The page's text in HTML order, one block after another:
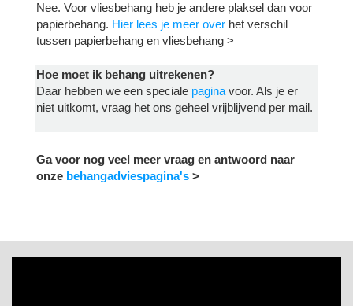
Nee. Voor vliesbehang heb je andere plaksel dan voor
papierbehang. Hier lees je meer over het verschil
tussen papierbehang en vliesbehang >
Hoe moet ik behang uitrekenen?
Daar hebben we een speciale pagina voor. Als je er
niet uitkomt, vraag het ons geheel vrijblijvend per mail.
Ga voor nog veel meer vraag en antwoord naar
onze behangadviespagina's >